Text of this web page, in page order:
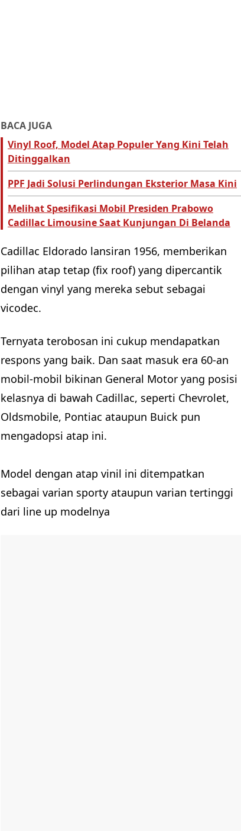
BACA JUGA
Vinyl Roof, Model Atap Populer Yang Kini Telah
Ditinggalkan
PPF Jadi Solusi Perlindungan Eksterior Masa Kini
Melihat Spesifikasi Mobil Presiden Prabowo
Cadillac Limousine Saat Kunjungan Di Belanda
Cadillac Eldorado lansiran 1956, memberikan
pilihan atap tetap (fix roof) yang dipercantik
dengan vinyl yang mereka sebut sebagai
vicodec.
Ternyata terobosan ini cukup mendapatkan
respons yang baik. Dan saat masuk era 60-an
mobil-mobil bikinan General Motor yang posisi
kelasnya di bawah Cadillac, seperti Chevrolet,
Oldsmobile, Pontiac ataupun Buick pun
mengadopsi atap ini.
Model dengan atap vinil ini ditempatkan
sebagai varian sporty ataupun varian tertinggi
dari line up modelnya